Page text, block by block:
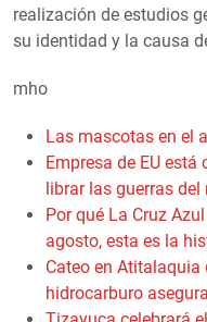
realización de estudios
su identidad y la causa
mho
Las mascotas en el
Empresa de EU
librar las guerras
Por qué La Cruz
agosto, esta es la
Cateo en
hidrocarburo